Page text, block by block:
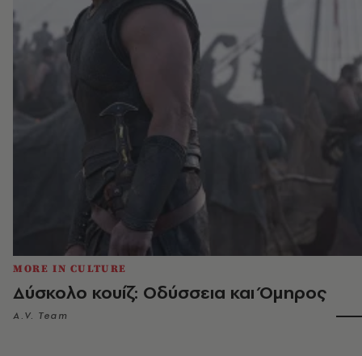
MORE IN CULTURE
Δύσκολο κουίζ: Οδύσσεια και Όμηρος
A.V. Team